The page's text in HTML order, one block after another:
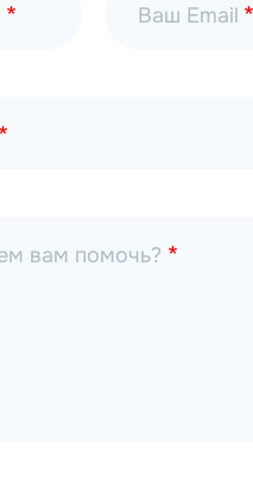
Ваш Email
вам помочь?